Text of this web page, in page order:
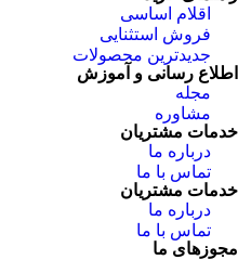
اقلام اساسی
فروش استثنایی
جدیدترین محصولات
اطلاع رسانی و آموزش
مجله
مشاوره
خدمات مشتریان
درباره ما
تماس با ما
خدمات مشتریان
درباره ما
تماس با ما
مجوزهای ما